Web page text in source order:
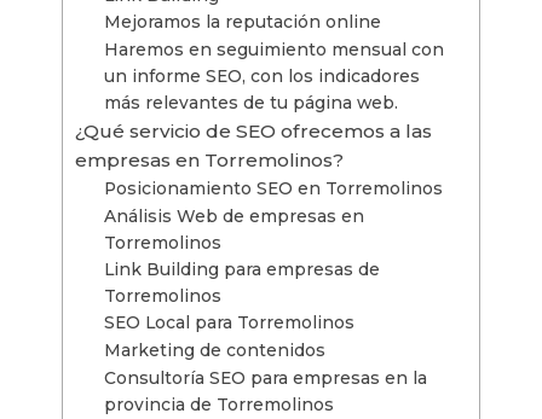
Mejoramos la reputación online
Haremos en seguimiento mensual con
un informe SEO, con los indicadores
más relevantes de tu página web.
¿Qué servicio de SEO ofrecemos a las
empresas en Torremolinos?
Posicionamiento SEO en Torremolinos
Análisis Web de empresas en
Torremolinos
Link Building para empresas de
Torremolinos
SEO Local para Torremolinos
Marketing de contenidos
Consultoría SEO para empresas en la
provincia de Torremolinos